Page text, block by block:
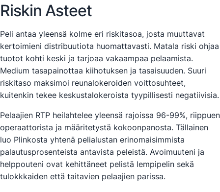
Riskin Asteet
Peli antaa yleensä kolme eri riskitasoa, josta muuttavat
kertoimieni distribuutiota huomattavasti. Matala riski ohjaa
tuotot kohti keski ja tarjoaa vakaampaa pelaamista.
Medium tasapainottaa kiihotuksen ja tasaisuuden. Suuri
riskitaso maksimoi reunalokeroiden voittosuhteet,
kuitenkin tekee keskustalokeroista tyypillisesti negatiivisia.
Pelaajien RTP heilahtelee yleensä rajoissa 96-99%, riippuen
operaattorista ja määritetystä kokoonpanosta. Tällainen
luo Plinkosta yhtenä pelialustan erinomaisimmista
palautusprosenteista antavista peleistä. Avoimuuteni ja
helppouteni ovat kehittäneet pelistä lempipelin sekä
tulokkkaiden että taitavien pelaajien parissa.